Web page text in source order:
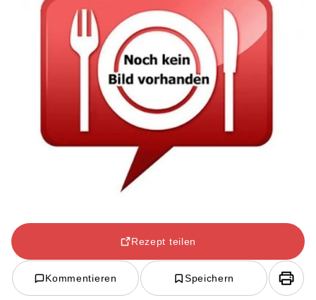
Rezept teilen
Kommentieren Speichern